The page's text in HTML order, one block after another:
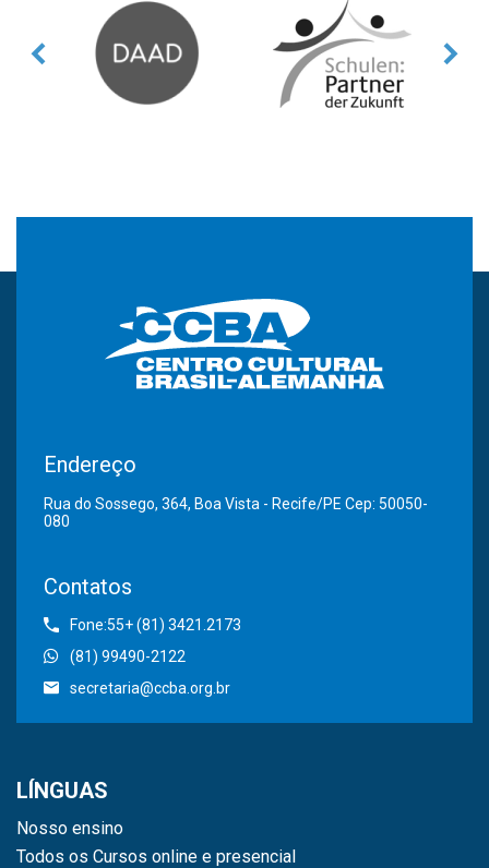
Endereço
Rua do Sossego, 364, Boa Vista - Recife/PE Cep: 50050-
080
Contatos
Fone:55+ (81) 3421.2173
(81) 99490-2122
secretaria@ccba.org.br
LÍNGUAS
Nosso ensino
Todos os Cursos online e presencial